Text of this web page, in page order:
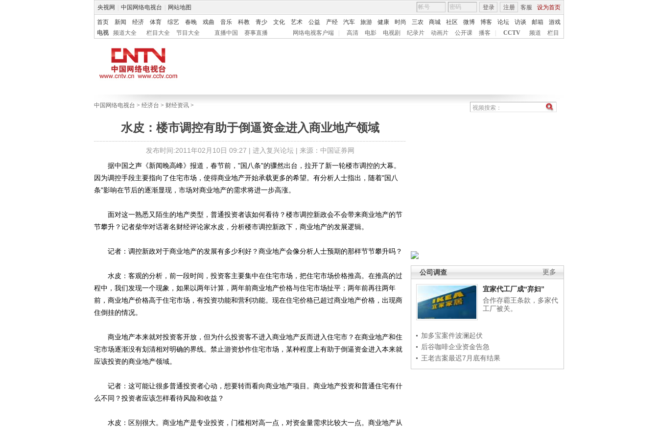
央视网 中国网络电视台 网站地图 客服 设为首页
登录 注册
首页 新闻 经济 体育 综艺 春晚 戏曲 音乐 科教 青少 文化 艺术 公益 产经 汽车 旅游 健康 时尚 三农 商城 社区 微博 博客 论坛 访谈 邮箱
游戏
电视
频道大全 栏目大全 节目大全 直播中国 赛事直播 网络电视客户端 高清 电影 电视剧 纪录片 动画片 公开课 播客 CCTV 频道 栏目
中国网络电视台 > 经济台 > 财经资讯 >
水皮：楼市调控有助于倒逼资金进入商业地产领域
发布时间:2011年02月10日 09:27 | 进入复兴论坛| 来源：中国证券网
更多
公司调查
宜家代工厂成“弃妇”
合作存霸王条款，多家代
工厂被关。
加多宝案件波澜起伏
后谷咖啡企业资金告急
王老吉案最迟7月底有结果
据中国之声《新闻晚高峰》报道，春节前，"国八条"的骤然出台，拉开了新一轮楼市调控的大幕。
因为调控手段主要指向了住宅市场，使得商业地产开始承载更多的希望。有分析人士指出，随着"国八
条"影响在节后的逐渐显现，市场对商业地产的需求将进一步高涨。
面对这一熟悉又陌生的地产类型，普通投资者该如何看待？楼市调控新政会不会带来商业地产的节
节攀升？记者柴华对话著名财经评论家水皮，分析楼市调控新政下，商业地产的发展逻辑。
记者：调控新政对于商业地产的发展有多少利好？商业地产会像分析人士预期的那样节节攀升吗？
水皮：客观的分析，前一段时间，投资客主要集中在住宅市场，把住宅市场价格推高。在推高的过
程中，我们发现一个现象，如果以两年计算，两年前商业地产价格与住宅市场扯平；两年前再往两年
前，商业地产价格高于住宅市场，有投资功能和营利功能。现在住宅价格已超过商业地产价格，出现商
住倒挂的情况。
商业地产本来就对投资客开放，但为什么投资客不进入商业地产反而进入住宅市？在商业地产和住
宅市场逐渐没有划清相对明确的界线。禁止游资炒作住宅市场，某种程度上有助于倒逼资金进入本来就
应该投资的商业地产领域。
记者：这可能让很多普通投资者心动，想要转而看向商业地产项目。商业地产投资和普通住宅有什
么不同？投资者应该怎样看待风险和收益？
水皮：区别很大。商业地产是专业投资，门槛相对高一点，对资金量需求比较大一点。商业地产从